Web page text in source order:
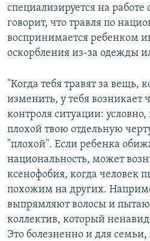
специализируется на работе
говорит, что травля по
воспринимается ребенком
оскорбления из-за одежды
"Когда тебя травят за
изменить, у тебя возникает
контроля ситуации: условно,
плохой твою отдельную
"плохой". Если ребенка
национальность, может
ксенофобия, когда человек
похожим на других.
выпрямляют волосы и
коллектив, который
Это болезненно и для семьи,